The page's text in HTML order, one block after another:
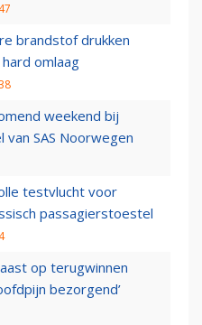
brandstof drukken
omlaag
weekend bij
van SAS Noorwegen
testvlucht voor
passagierstoestel
op terugwinnen
bezorgend’